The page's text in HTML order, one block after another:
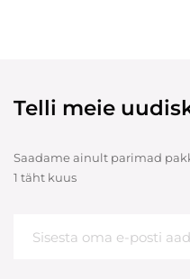
Telli meie
Saadame ainult parimad
1 täht kuus